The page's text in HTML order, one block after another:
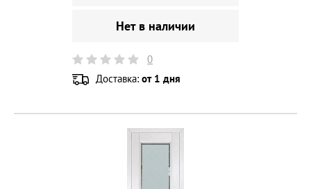
Нет в наличии
0
Доставка: от 1 дня